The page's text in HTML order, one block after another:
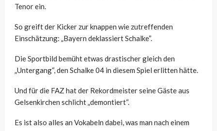
Tenor ein.
So greift der Kicker zur knappen wie zutreffenden
Einschätzung: „Bayern deklassiert Schalke“.
Die Sportbild bemüht etwas drastischer gleich den
„Untergang“, den Schalke 04 in diesem Spiel erlitten hätte.
Und für die FAZ hat der Rekordmeister seine Gäste aus
Gelsenkirchen schlicht „demontiert“.
Es ist also alles an Vokabeln dabei, was man nach einem